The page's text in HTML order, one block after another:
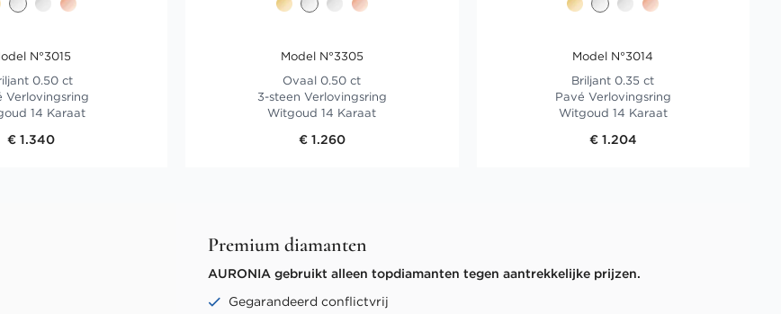
N°3015
0.50 ct
Verlovingsring
14 Karaat
€ 1.340
Model N°3305
Ovaal 0.50 ct
3-steen Verlovingsring
Witgoud 14 Karaat
€ 1.260
Model N°3014
Briljant 0.35 ct
Pavé Verlovingsring
Witgoud 14 Karaat
€ 1.204
Premium diamanten
AURONIA gebruikt alleen topdiamanten tegen aantrekkelijke prijzen.
Gegarandeerd conflictvrij